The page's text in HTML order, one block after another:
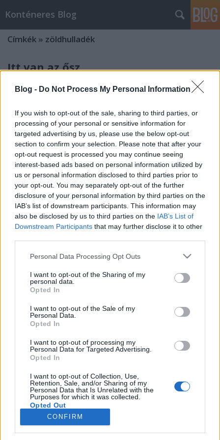
Blog - Do Not Process My Personal Information
If you wish to opt-out of the sale, sharing to third parties, or
processing of your personal or sensitive information for
targeted advertising by us, please use the below opt-out
section to confirm your selection. Please note that after your
opt-out request is processed you may continue seeing
interest-based ads based on personal information utilized by
us or personal information disclosed to third parties prior to
your opt-out. You may separately opt-out of the further
disclosure of your personal information by third parties on the
IAB’s list of downstream participants. This information may
also be disclosed by us to third parties on the IAB’s List of
Downstream Participants that may further disclose it to other
Please note that this website/app uses one or more Google
not limited to your visit or usage behaviour. You may click to
grant or deny consent to Google and its third-party tags to
use your data for below specified purposes in below Google
consent section.
Personal Data Processing Opt Outs
I want to opt-out of the Sharing of my
personal data.
Opted In
I want to opt-out of the Sale of my
Personal Data.
Opted In
I want to opt-out of processing my
Personal Data for Targeted Advertising.
Opted In
I want to opt-out of Collection, Use,
Retention, Sale, and/or Sharing of my
Personal Data that Is Unrelated with the
Purposes for which it was collected.
Opted Out
Google consents
CONFIRM
Konténeres Blog
Címkék » zöldhulladék
Itt van az ősz...
Itt van az ősz, itt van újra! :-) Ha költő lennék, azt
mondanám, a természet százszínű pompájában
gyönyörködik ilyenkor fiatal és öreg. De
konténeresként is vidáman hallgatom a fák "lehulló
levelének lágy neszét", mert azok azt susogják
fülembe, hogy hamarosan -…
Vegyes hulladék
cca•2009. augusztus 09.
Mivel a pilisborosjenői lerakó bezárta kapuit, így
mindinkább nő annak a jelentősége, hogy mi is kerül
a konténerbe.Lehetőség szerint csak egyféle
hulladékot tegyenek a konténerbe: vagy tisztán
hulladékot, vagy inert, azaz…
Milyen a tiszta törmelék?
2007. október 23.
Árban sokszor nem kis különbség van a tiszta
törmelék és a vegyes építési hulladék között. De mi is
szerint inert hulladéknak azok a hulladékfajták
minősülnek, amelyek nem bomlanak le, nincs
csurgalékuk és gyakorlatilag nem…